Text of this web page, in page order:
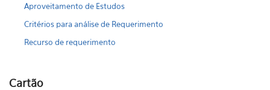
Aproveitamento de Estudos
Critérios para análise de Requerimento
Recurso de requerimento
Cartão